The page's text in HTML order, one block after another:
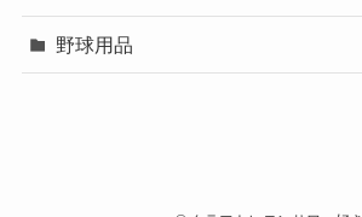
野球用品